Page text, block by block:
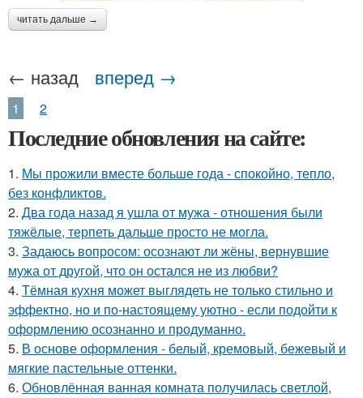
читать дальше →
← назад вперед →
1 2
Последние обновления на сайте:
1. Мы прожили вместе больше года - спокойно, тепло,
без конфликтов.
2. Два года назад я ушла от мужа - отношения были
тяжёлые, терпеть дальше просто не могла.
3. Задаюсь вопросом: осознают ли жёны, вернувшие
мужа от другой, что он остался не из любви?
4. Тёмная кухня может выглядеть не только стильно и
эффектно, но и по-настоящему уютно - если подойти к
оформлению осознанно и продуманно.
5. В основе оформления - белый, кремовый, бежевый и
мягкие пастельные оттенки.
6. Обновлённая ванная комната получилась светлой,